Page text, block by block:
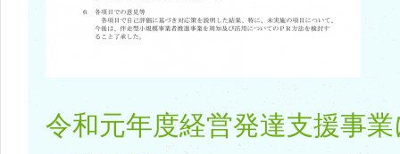
令和元年度経営発達支援事